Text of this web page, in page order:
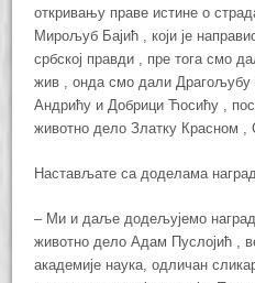
откривању праве истине о
Мирољуб Бајић , који је
србској правди , пре тога смо
жив , онда смо дали Драгољубу
Андрићу и Добрици Ћосићу ,
животно дело Златку Красном ,
Настављате са доделама
– Ми и даље додељујемо
животно дело Адам Пуслојић ,
академије наука, одличан